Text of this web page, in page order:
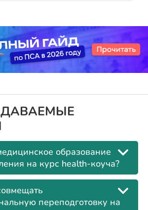
образование
на курс health-коуча?
переподготовку на